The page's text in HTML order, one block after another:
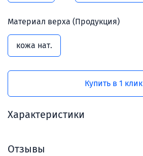
Купить в 1 клик
Материал верха (Продукция)
кожа нат.
Характеристики
Отзывы